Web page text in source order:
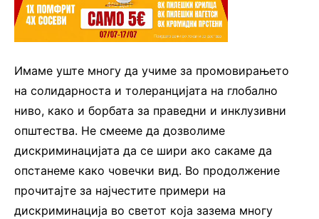
Имаме уште многу да учиме за промовирањето
на солидарноста и толеранцијата на глобално
ниво, како и борбата за праведни и инклузивни
општества. Не смееме да дозволиме
дискриминацијата да се шири ако сакаме да
опстанеме како човечки вид. Во продолжение
прочитајте за најчестите примери на
дискриминација во светот која зазема многу